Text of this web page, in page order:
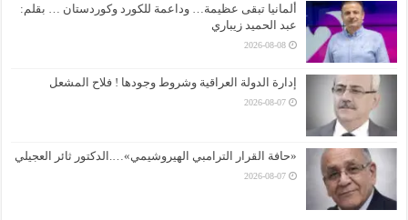
ألمانيا تبقى عظيمة… وداعمة للكورد وكوردستان … بقلم:
عبد الحميد زيباري
2026-08-08
إدارة الدولة العراقية وشروط وجودها ! فلاح المشعل
2026-08-07
«حافة القرار الترامبي الهيروشيمي»….الدكتور ثائر العجيلي
2026-08-07